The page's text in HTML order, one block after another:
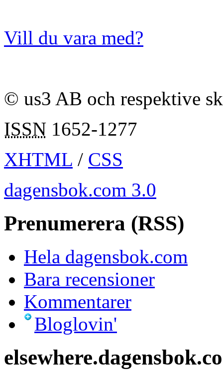
Vill du vara med?
© us3 AB och respektive
ISSN 1652-1277
XHTML / CSS
dagensbok.com 3.0
Prenumerera (RSS)
Hela dagensbok.com
Bara recensioner
Kommentarer
Bloglovin'